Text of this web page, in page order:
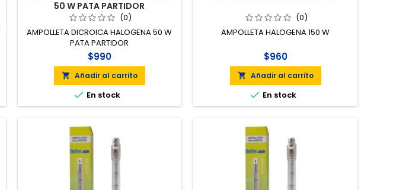
50 W PATA PARTIDOR
(0)
AMPOLLETA DICROICA HALOGENA 50 W
PATA PARTIDOR
$990
 Añadir al carrito
 En stock
(0)
AMPOLLETA HALOGENA 150 W
$960
 Añadir al carrito
 En stock